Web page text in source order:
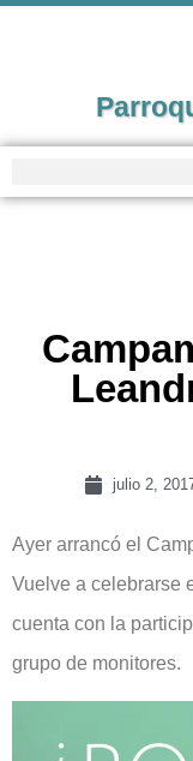
julio 2,
Ayer arrancó el
Vuelve a celebrarse
cuenta con la
grupo de monitores.